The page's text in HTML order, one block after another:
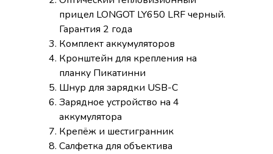
прицел LONGOT LY650 LRF черный.
Гарантия 2 года
Комплект аккумуляторов
Кронштейн для крепления на
планку Пикатинни
Шнур для зарядки USB-C
Зарядное устройство на 4
аккумулятора
Крепёж и шестигранник
Салфетка для объектива